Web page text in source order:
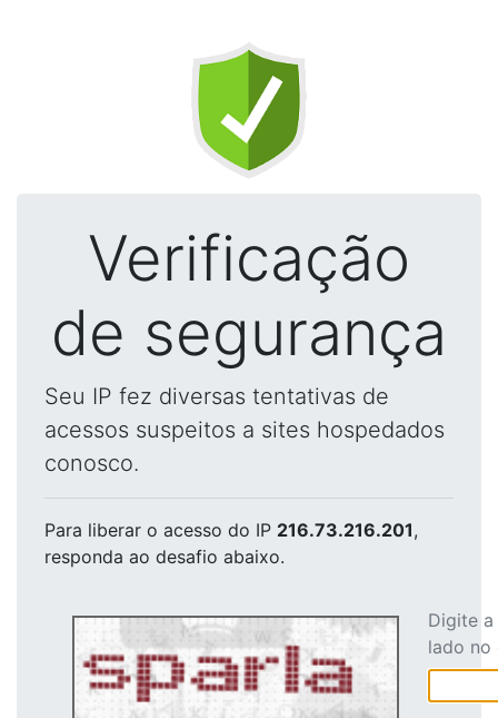
Verificação
de segurança
Seu IP fez diversas tentativas de
acessos suspeitos a sites hospedados
conosco.
Para liberar o acesso do IP 216.73.216.201,
responda ao desafio abaixo.
Digite
lado no